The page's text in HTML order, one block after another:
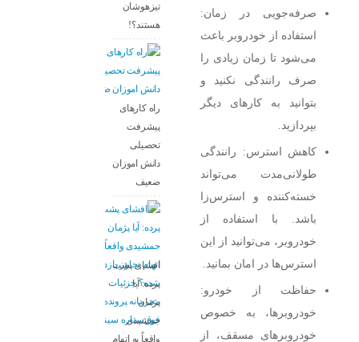
صرفه‌جویی در زمان:
استفاده از خودروبر باعث
می‌شود تا زمان زیادی را
صرف رانندگی نکنید و
بتوانید به کارهای دیگر
بپردازید.
کاهش استرس: رانندگی
طولانی‌مدت می‌تواند
خسته‌کننده و استرس‌زا
باشد. با استفاده از
خودروبر، می‌توانید از این
استرس‌ها در امان بمانید.
حفاظت از خودرو:
خودروبر‌ها، به خصوص
خودروبر‌های مسقف، از
تیزهوشان
هستند؟!
راه کارهای
پیشرفت
تحصیلی
دانش اموزان
ضعیف
افشای پشت
پرده: آیا
پژمان
جمشیدی
واقعاً به اتهام